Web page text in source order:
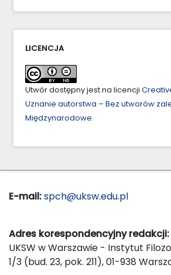
LICENCJA
Utwór dostępny jest na licencji
Uznanie autorstwa – Bez utworów
Międzynarodowe.
E-mail:spch@uksw.edu.pl
Adres korespondencyjny redakcji:
UKSW w Warszawie - Instytut
1/3 (bud. 23, pok. 211), 01-938